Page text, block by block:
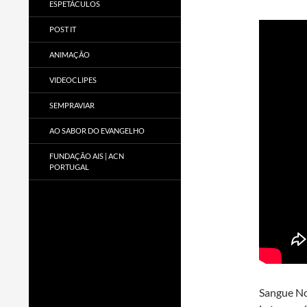
Sangue
ESPETÁCULOS
POST IT
ANIMAÇÃO
VIDEOCLIPES
SEMPRAVIAR
AO SABOR DO EVANGELHO
FUNDAÇÃO AIS | ACN
PORTUGAL